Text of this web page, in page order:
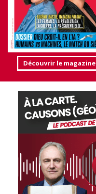
Découvrir le magazine